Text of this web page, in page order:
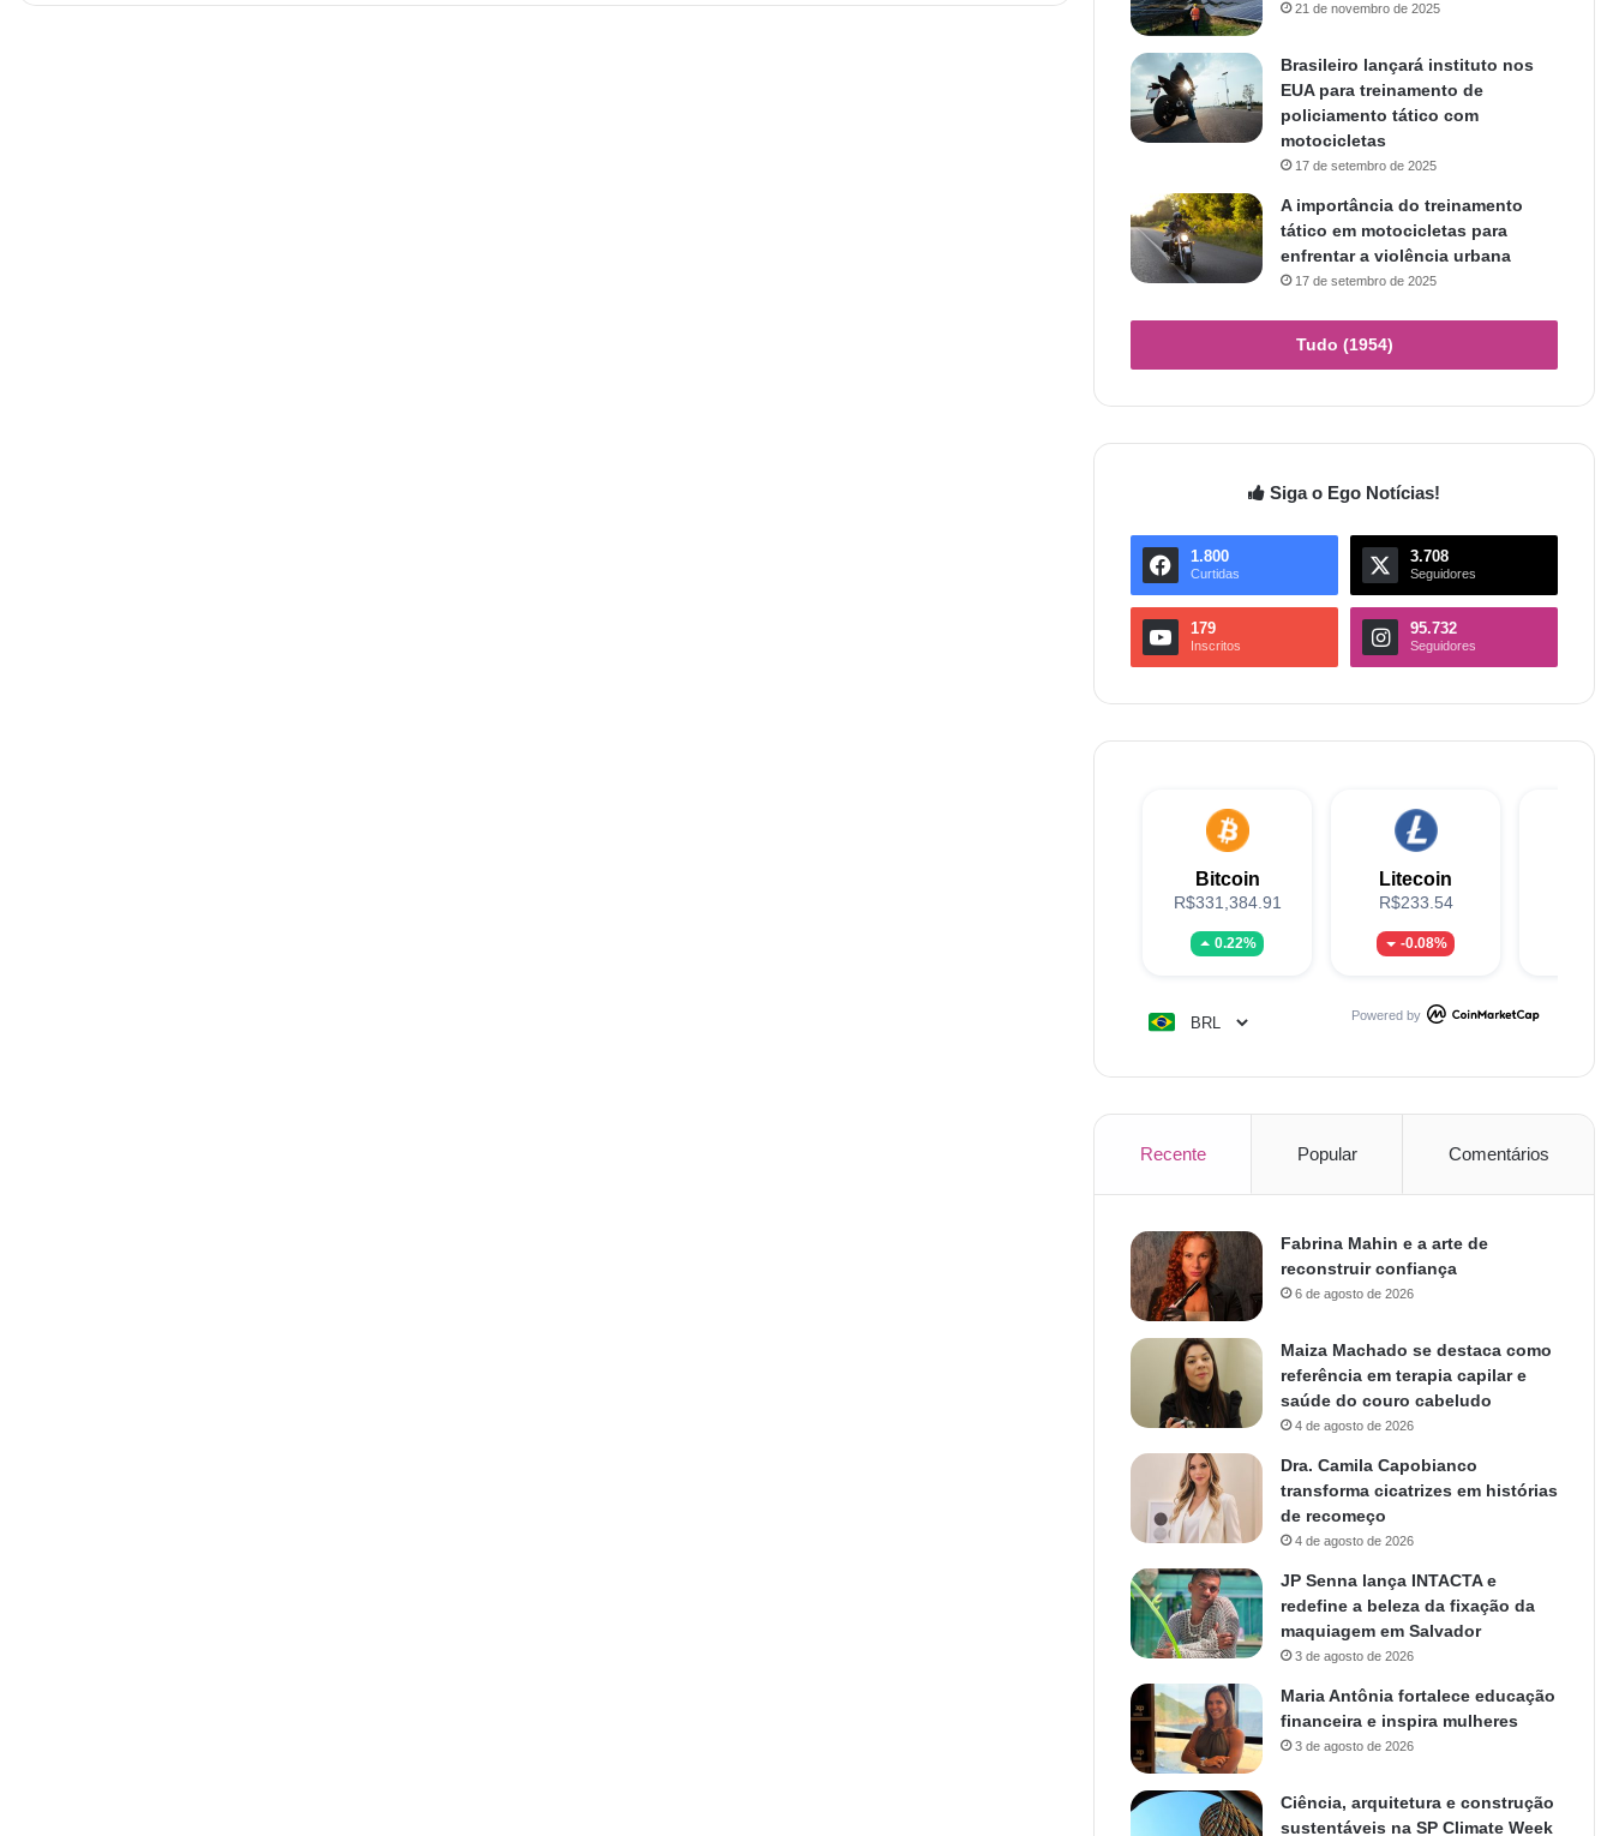
21 de novembro de 2025
Brasileiro lançará instituto nos
EUA para treinamento de
policiamento tático com
motocicletas
17 de setembro de 2025
A importância do treinamento
tático em motocicletas para
enfrentar a violência urbana
17 de setembro de 2025
Tudo (1954)
Siga o Ego Notícias!
1.800
Curtidas
3.708
Seguidores
179
Inscritos
95.732
Seguidores
Bitcoin
R$331,384.91
0.22%
Litecoin
R$233.54
-0.08%
Powered by
Recente Popular Comentários
Fabrina Mahin e a arte de
reconstruir confiança
6 de agosto de 2026
Maiza Machado se destaca como
referência em terapia capilar e
saúde do couro cabeludo
4 de agosto de 2026
Dra. Camila Capobianco
transforma cicatrizes em histórias
de recomeço
4 de agosto de 2026
JP Senna lança INTACTA e
redefine a beleza da fixação da
maquiagem em Salvador
3 de agosto de 2026
Maria Antônia fortalece educação
financeira e inspira mulheres
3 de agosto de 2026
Ciência, arquitetura e construção
sustentáveis na SP Climate Week